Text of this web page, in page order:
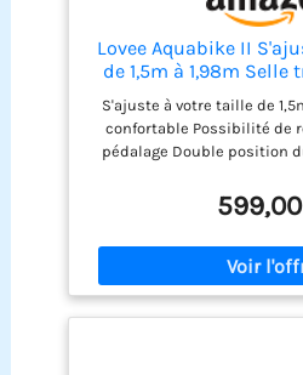
Lovee Aquabike II
de 1,5m à 1,98m
Possibilité de régler
pédalage
S'ajuste à votre taille de
confortable Possibilité de
pédalage Double position